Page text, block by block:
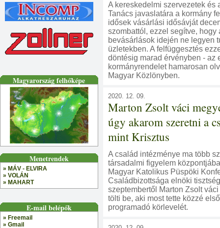
Magyarország felhőképe
Menetrendek
» MÁV - ELVIRA
» VOLÁN
» MAHART
E-mail belépők
» Freemail
» Gmail
A kereskedelmi szervezetek és
Tanács javaslatára a kormány
idősek vásárlási idősávját
szombattól, ezzel segítve, hogy
bevásárlások idején ne legyen
üzletekben. A felfüggesztés
döntésig marad érvényben - az
kormányrendelet hamarosan
Magyar Közlönyben.
2020. 12. 09.
Marton Zsolt váci
úgy akarom szeretni a
mint Krisztus
A család intézménye ma több
társadalmi figyelem
Magyar Katolikus Püspöki
Családbizottsága elnöki
szeptembertől Marton Zsolt
tölti be, aki most tette közzé
programadó körlevelét.